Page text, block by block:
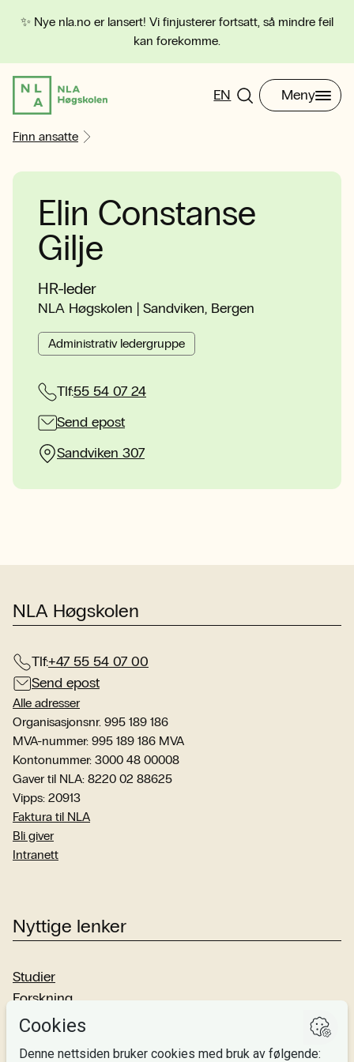
✨ Nye nla.no er lansert! Vi finjusterer fortsatt, så mindre feil
kan forekomme.
EN Meny
Finn ansatte
Elin Constanse
Gilje
HR-leder
NLA Høgskolen | Sandviken, Bergen
Administrativ ledergruppe
Tlf:55 54 07 24
Send epost
Sandviken 307
NLA Høgskolen
Tlf:+47 55 54 07 00
Send epost
Alle adresser
Organisasjonsnr. 995 189 186
MVA-nummer: 995 189 186 MVA
Kontonummer: 3000 48 00008
Gaver til NLA: 8220 02 88625
Vipps: 20913
Faktura til NLA
Bli giver
Intranett
Nyttige lenker
Studier
Forskning
Om oss